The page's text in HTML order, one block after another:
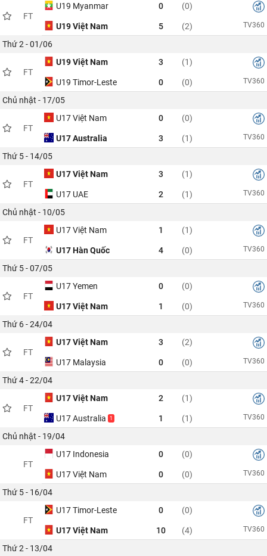
FT
U19 Myanmar 0 (0)
U19 Việt Nam 5 (2) TV360
Thứ 2 - 01/06
FT
U19 Việt Nam 3 (1)
U19 Timor-Leste 0 (0) TV360
Chủ nhật - 17/05
FT
U17 Việt Nam 0 (0)
U17 Australia 3 (1) TV360
Thứ 5 - 14/05
FT
U17 Việt Nam 3 (1)
U17 UAE 2 (1) TV360
Chủ nhật - 10/05
FT
U17 Việt Nam 1 (1)
U17 Hàn Quốc 4 (0) TV360
Thứ 5 - 07/05
FT
U17 Yemen 0 (0)
U17 Việt Nam 1 (0) TV360
Thứ 6 - 24/04
FT
U17 Việt Nam 3 (2)
U17 Malaysia 0 (0) TV360
Thứ 4 - 22/04
FT
U17 Việt Nam 2 (1)
U17 Australia 1 1 (1) TV360
Chủ nhật - 19/04
FT
U17 Indonesia 0 (0)
U17 Việt Nam 0 (0) TV360
Thứ 5 - 16/04
FT
U17 Timor-Leste 0 (0)
U17 Việt Nam 10 (4) TV360
Thứ 2 - 13/04